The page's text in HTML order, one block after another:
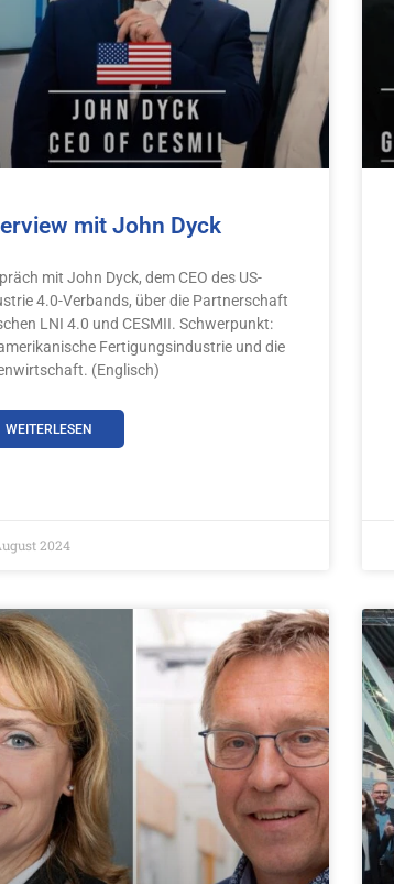
mit John Dyck
mit John Dyck, dem CEO des US-
4.0-Verbands, über die Partnerschaft
LNI 4.0 und CESMII. Schwerpunkt:
Fertigungsindustrie und die
(Englisch)
WEITERLESEN
2024